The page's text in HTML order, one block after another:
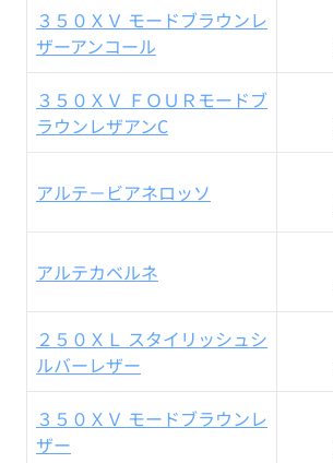
３５０ＸＶ モードブラウンレ
ザーアンコール
３５０ＸＶ ＦＯＵＲモードブ
ラウンレザアンC
アルテ－ビアネロッソ
アルテカベルネ
２５０ＸＬ スタイリッシュシ
ルバーレザー
３５０ＸＶ モードブラウンレ
ザー